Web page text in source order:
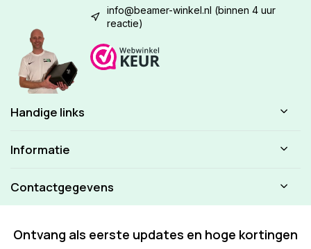
info@beamer-winkel.nl (binnen 4 uur
reactie)
Handige links
Informatie
Contactgegevens
Ontvang als eerste updates en hoge kortingen